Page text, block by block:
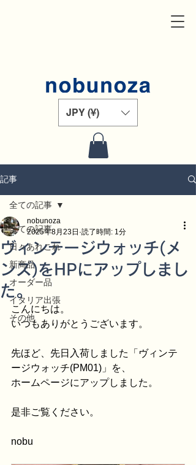
JPY (¥)
記事
全ての記事
日々あれこれ
新商品
オーダー品
イタリア出張
その他
全ての記事
ヴィンテージウォッチ(メ
ンズ)をHPにアップしまし
た。
nobunoza
2025年8月23日 読了時間: 1分
こんにちは。
いつもありがとうございます。
先ほど、先日入荷しました「ヴィンテ
ージウォッチ(PM01)」を、
ホームページにアップしました。
是非ご覧ください。
nobu